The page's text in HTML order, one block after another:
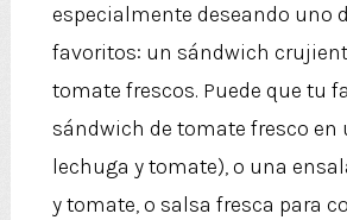
especialmente deseando uno
favoritos: un sándwich
tomate frescos. Puede que tu
sándwich de tomate fresco en
lechuga y tomate), o una
y tomate, o salsa fresca para